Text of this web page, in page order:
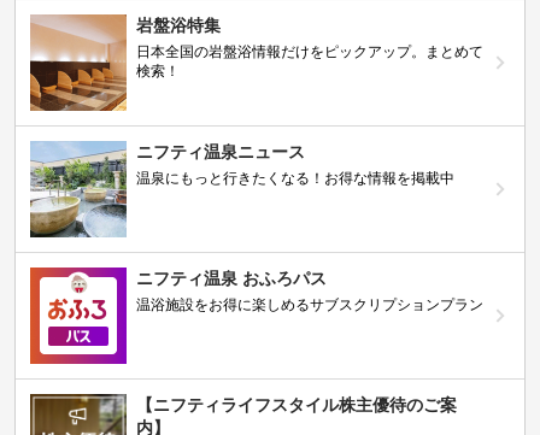
岩盤浴特集
日本全国の岩盤浴情報だけをピックアップ。まとめて
検索！
ニフティ温泉ニュース
温泉にもっと行きたくなる！お得な情報を掲載中
ニフティ温泉 おふろパス
温浴施設をお得に楽しめるサブスクリプションプラン
【ニフティライフスタイル株主優待のご案
内】